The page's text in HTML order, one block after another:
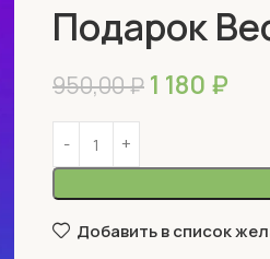
Подарок
950,00₽ 1 180 ₽
Добавить в список